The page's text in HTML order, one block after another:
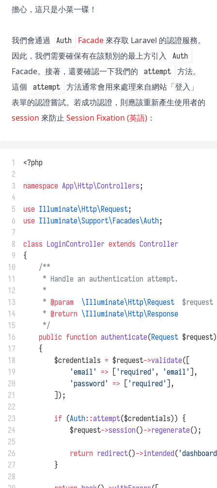
擔心，這只是小菜一碟！
我們會通過 Auth Facade 來存取 Laravel 的認證服務。
因此，我們需要確保有在該類別的最上方引入
Auth
Facade。接著，還要確認一下我們的 attempt
方法。
這個
attempt
方法通常會用來處理來自網站「登入」
表單的認證嘗試。若成功認證，則應該重新產生使用者的
session 來防止 Session Fixation (英語) ：
1
<?php
2
3
namespace App\Http\Controllers;
4
5
use Illuminate\Http\Request;
6
use Illuminate\Support\Facades\Auth;
7
8
class LoginController extends Controller
9
{
10
/**
11
     * Handle an authentication attempt.
12
     *
13
     *
@param \Illuminate\Http\Request
  $request
14
     *
@return \Illuminate\Http\Response
15
     */
16
public function authenticate(Request $request)
17
    {
18
        $credentials
= $request->validate([
19
'email' => [ 'required' , 'email' ],
20
'password' => [ 'required' ],
21
        ]);
22
23
if (Auth::attempt($credentials)) {
24
            $request
->session()->regenerate();
25
26
return redirect()->intended(
27
        }
28